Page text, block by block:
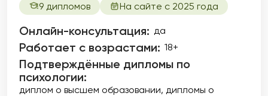
9 дипломов
На сайте с 2025 года
Онлайн-консультация: да
Работает с возрастами: 18+
Подтверждённые дипломы по
психологии:
диплом о высшем образовании дипломы о